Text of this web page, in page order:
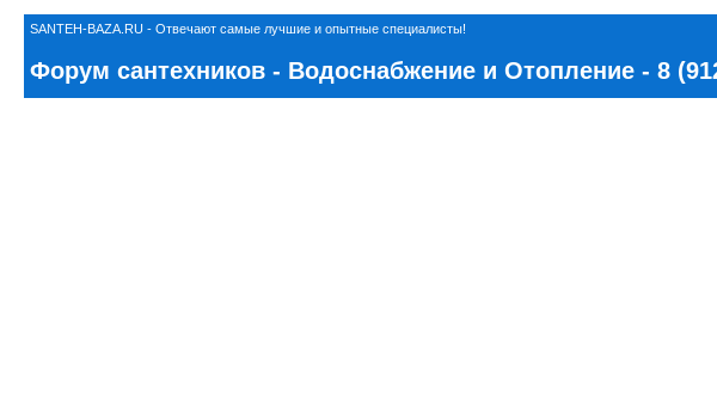
SANTEH-BAZA.RU - Отвечают самые лучшие и опытные специалисты!
Форум сантехников - Водоснабжение и Отопление - 8